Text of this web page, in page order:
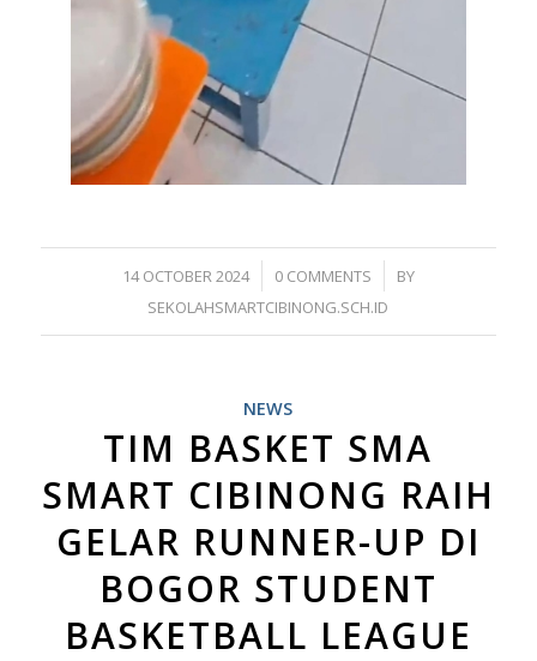
14 OCTOBER 2024
/ 0 COMMENTS
/
BY
SEKOLAHSMARTCIBINONG.SCH.ID
NEWS
TIM BASKET SMA
SMART CIBINONG RAIH
GELAR RUNNER-UP DI
BOGOR STUDENT
BASKETBALL LEAGUE